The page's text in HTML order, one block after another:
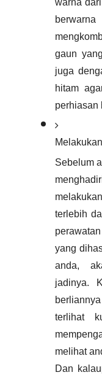
warna
gaun
juga
hitam
perhiasan
Sebelum
terlebih
yang
anda,
jadinya.
terlihat
melihat
Dan